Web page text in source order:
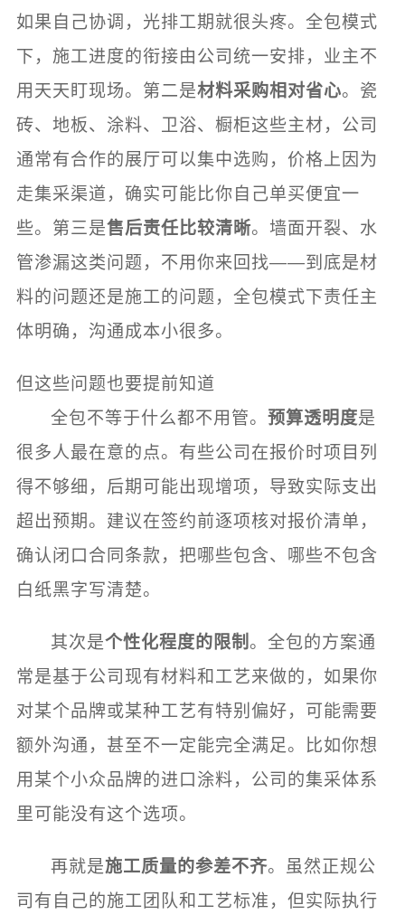
如果自己协调，光排工期就很头疼。全包模式
下，施工进度的衔接由公司统一安排，业主不
用天天盯现场。第二是材料采购相对省心。瓷
砖、地板、涂料、卫浴、橱柜这些主材，公司
通常有合作的展厅可以集中选购，价格上因为
走集采渠道，确实可能比你自己单买便宜一
些。第三是售后责任比较清晰。墙面开裂、水
管渗漏这类问题，不用你来回找——到底是材
料的问题还是施工的问题，全包模式下责任主
体明确，沟通成本小很多。
但这些问题也要提前知道
全包不等于什么都不用管。预算透明度是
很多人最在意的点。有些公司在报价时项目列
得不够细，后期可能出现增项，导致实际支出
超出预期。建议在签约前逐项核对报价清单，
确认闭口合同条款，把哪些包含、哪些不包含
白纸黑字写清楚。
其次是个性化程度的限制 。全包的方案通
常是基于公司现有材料和工艺来做的，如果你
对某个品牌或某种工艺有特别偏好，可能需要
额外沟通，甚至不一定能完全满足。比如你想
用某个小众品牌的进口涂料，公司的集采体系
里可能没有这个选项。
再就是施工质量的参差不齐。虽然正规公
司有自己的施工团队和工艺标准，但实际执行